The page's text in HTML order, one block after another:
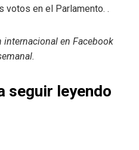
votos en el Parlamento. .
internacional en Facebook
.
seguir leyendo